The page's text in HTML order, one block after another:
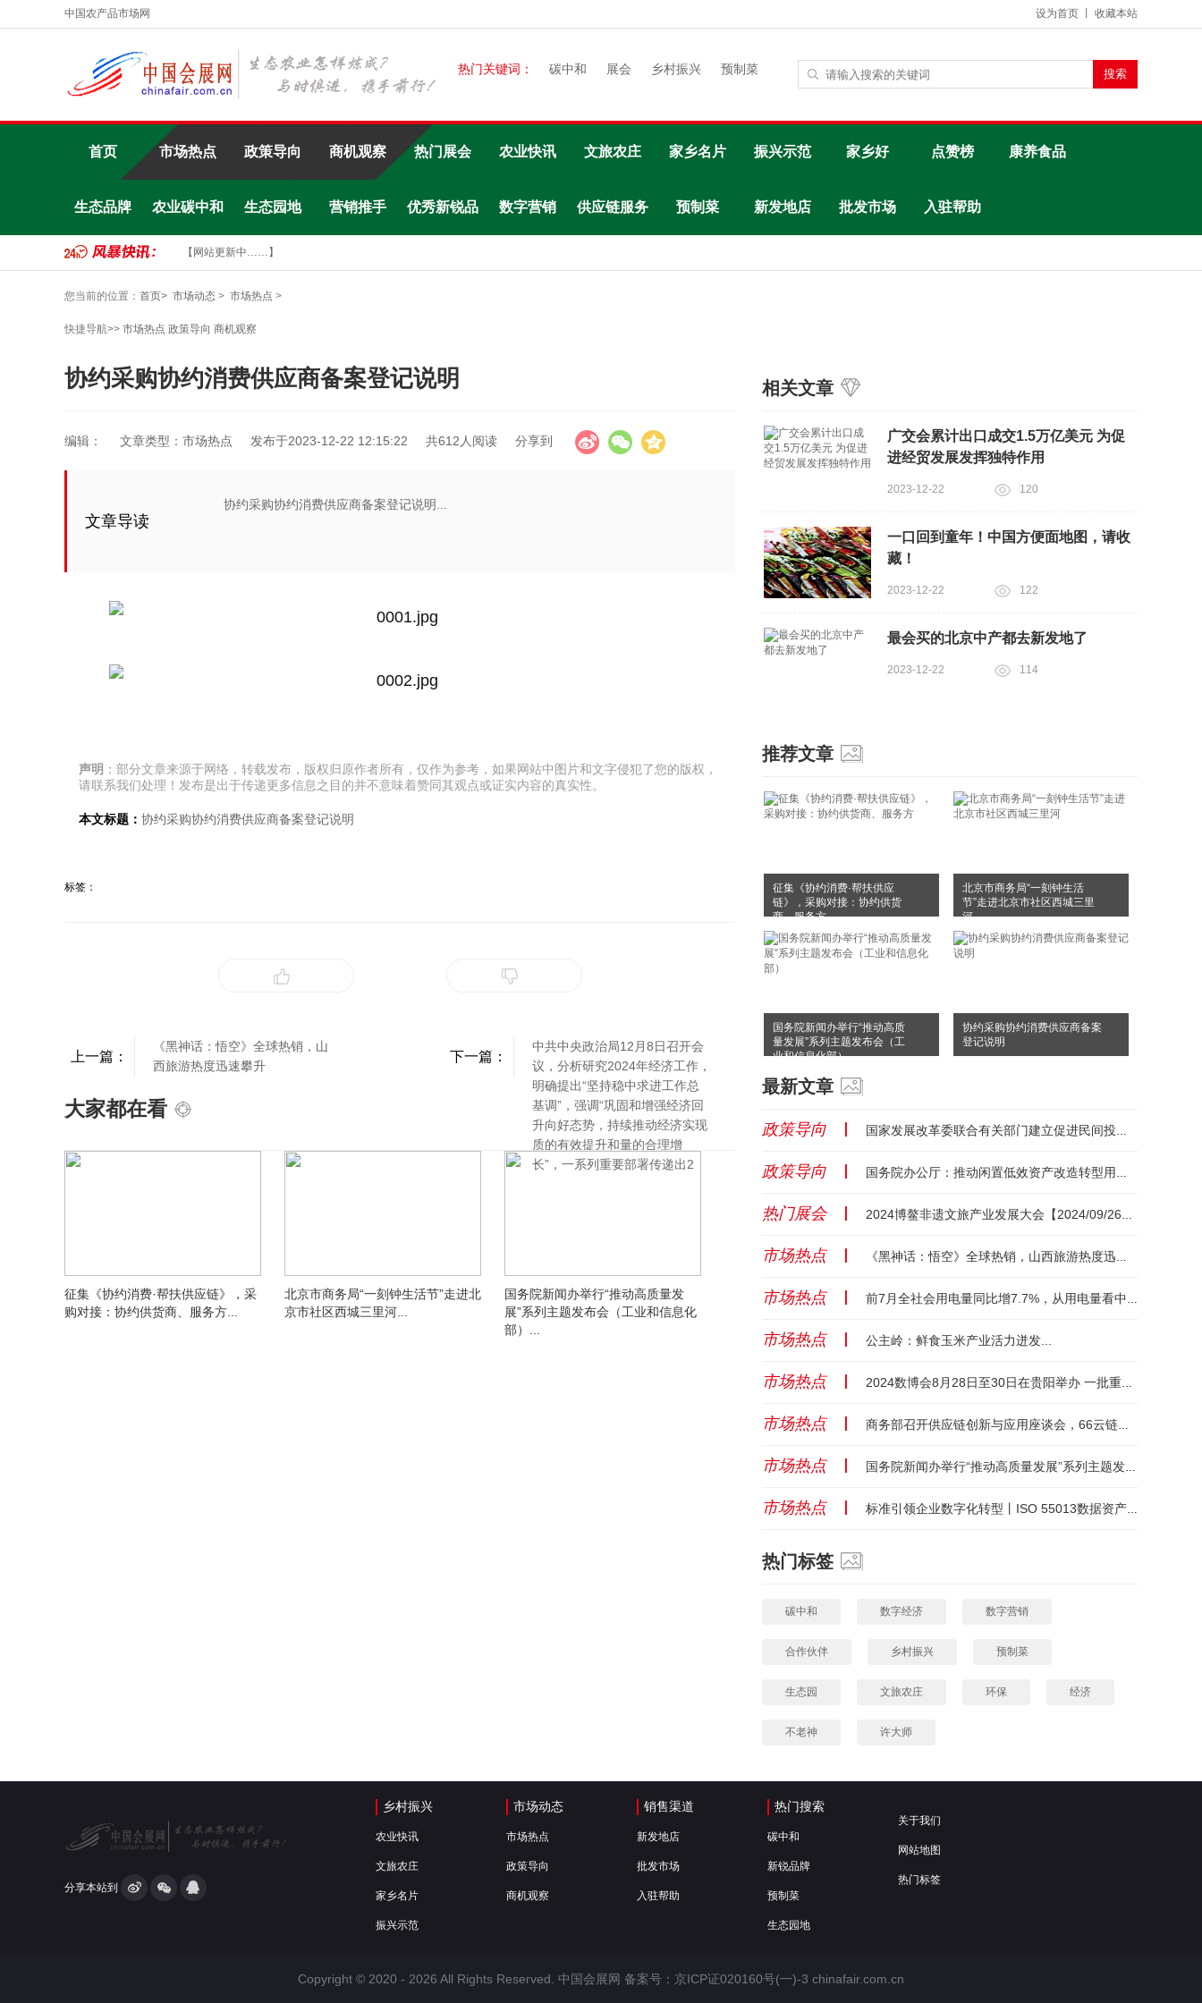
中国农产品市场网 设为首页 收藏本站
热门关键词： 碳中和 展会 乡村振兴 预制菜
首页 市场热点 政策导向 商机观察 热门展会 农业快讯 文旅农庄 家乡名片 振兴示范 家乡好 点赞榜 康养食品
生态品牌 农业碳中和 生态园地 营销推手 优秀新锐品 数字营销 供应链服务 预制菜 新发地店 批发市场 入驻帮助
【网站更新中……】
您当前的位置： 首页> 市场动态 > 市场热点 >
快捷导航>> 市场热点 政策导向 商机观察
协约采购协约消费供应商备案登记说明
编辑： 文章类型：市场热点 发布于2023-12-22 12:15:22 共612人阅读 分享到
文章导读
协约采购协约消费供应商备案登记说明...
声明 ：部分文章来源于网络，转载发布，版权归原作者所有，仅作为参考，如果网站中图片和文字侵犯了您的版权，
请联系我们处理！发布是出于传递更多信息之目的并不意味着赞同其观点或证实内容的真实性。
本文标题： 协约采购协约消费供应商备案登记说明
标签：
上一篇：
《黑神话：悟空》全球热销，山
西旅游热度迅速攀升
下一篇：
中共中央政治局12月8日召开会
议，分析研究2024年经济工作，
明确提出“坚持稳中求进工作总
基调”，强调“巩固和增强经济回
升向好态势，持续推动经济实现
质的有效提升和量的合理增
长”，一系列重要部署传递出2
大家都在看
征集《协约消费·帮扶供应链》，采
购对接：协约供货商、服务方...
北京市商务局“一刻钟生活节”走进北
京市社区西城三里河...
国务院新闻办举行“推动高质量发
展”系列主题发布会（工业和信息化
部）...
相关文章
广交会累计出口成交1.5万亿美元 为促
进经贸发展发挥独特作用
2023-12-22 120
一口回到童年！中国方便面地图，请收
藏！
2023-12-22 122
最会买的北京中产都去新发地了
2023-12-22 114
推荐文章
征集《协约消费·帮扶供应
链》，采购对接：协约供货
商、服务方
北京市商务局“一刻钟生活
节”走进北京市社区西城三里
河
国务院新闻办举行“推动高质
量发展”系列主题发布会（工
业和信息化部）
协约采购协约消费供应商备案
登记说明
最新文章
政策导向 国家发展改革委联合有关部门建立促进民间投资资金和要素保障工作机制...
政策导向 国务院办公厅：推动闲置低效资产改造转型用于康体旅，盘活存量资产！...
热门展会 2024博鳌非遗文旅产业发展大会【2024/09/26】【海南】...
市场热点 《黑神话：悟空》全球热销，山西旅游热度迅速攀升...
市场热点 前7月全社会用电量同比增7.7%，从用电量看中国经济向“新”力...
市场热点 公主岭：鲜食玉米产业活力迸发...
市场热点 2024数博会8月28日至30日在贵阳举办 一批重要政策将集中发布...
市场热点 商务部召开供应链创新与应用座谈会，66云链受邀发言...
市场热点 国务院新闻办举行“推动高质量发展”系列主题发布会（工业和信息化部）...
市场热点 标准引领企业数字化转型丨ISO 55013数据资产管理国际标准发布...
热门标签
碳中和 数字经济 数字营销
合作伙伴 乡村振兴 预制菜
生态园 文旅农庄 环保 经济
不老神 许大师
分享本站到
乡村振兴
农业快讯
文旅农庄
家乡名片
振兴示范
市场动态
市场热点
政策导向
商机观察
销售渠道
新发地店
批发市场
入驻帮助
热门搜索
碳中和
新锐品牌
预制菜
生态园地
关于我们
网站地图
热门标签
Copyright © 2020 - 2026 All Rights Reserved. 中国会展网 备案号： 京ICP证020160号(一)-3 chinafair.com.cn